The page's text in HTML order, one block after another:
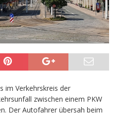
im Verkehrskreis der
zwischen einem PKW
Der Autofahrer übersah beim